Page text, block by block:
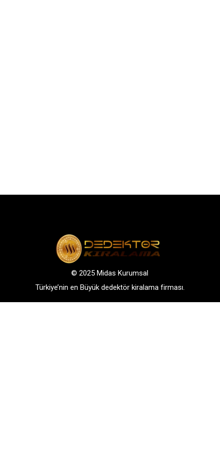
© 2025 Midas Kurumsal
Türkiye’nin en Büyük dedektör kiralama firması.